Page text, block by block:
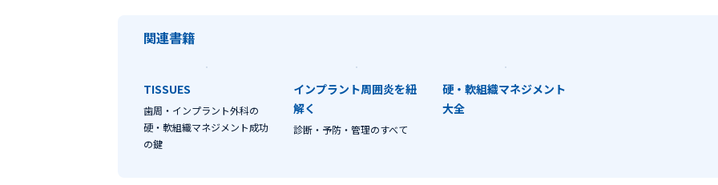
関連書籍
TISSUES
歯周・インプラント外科の
硬・軟組織マネジメント成功
の鍵
インプラント周囲炎を紐
解く
診断・予防・管理のすべて
硬・軟組織マネジメント
大全